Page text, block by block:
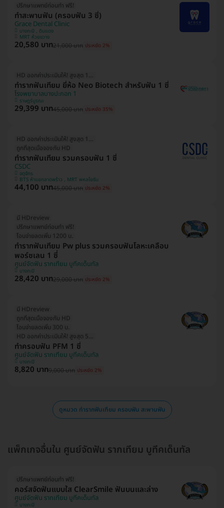
ปรึกษาแพทย์ก่อนทำ ฟรี!
ทำสะพานฟัน (ครอบฟัน 3 ซี่)
Grace Dental Clinic
บางกะปิ , ดินแดง
MRT ห้วยขวาง
20,580 บาท21,000 บาท ประหยัด 2%
HD ออกค่าประเมินให้! สูงสุด 1500 บ.
ทำรากฟันเทียม ยี่ห้อ Neo Biotech สำหรับฟัน 1 ซี่
โรงพยาบาลบางปะกอก 1
ราษฎร์บูรณะ
29,399 บาท45,000 บาท ประหยัด 35%
HD ออกค่าประเมินให้! สูงสุด 1500 บ.
ถูกที่สุดเมื่อจองกับ HD
ทำรากฟันเทียม รวมครอบฟัน 1 ซี่
CSDC
จตุจักร
BTS ห้าแยกลาดพร้าว , MRT พหลโยธิน
44,100 บาท45,000 บาท ประหยัด 2%
มี HDreview
ปรึกษาแพทย์ก่อนทำ ฟรี!
โอนจ่ายลดเพิ่ม 1200 บ.
ทำรากฟันเทียม Pw plus รวมครอบฟันโลหะเคลือบ
พอร์ซเลน 1 ซี่
ศูนย์จัดฟัน รากเทียม บูทีคเด็นทัล
บางกะปิ
28,420 บาท29,000 บาท ประหยัด 2%
มี HDreview
ถูกที่สุดเมื่อจองกับ HD
โอนจ่ายลดเพิ่ม 300 บ.
HD ออกค่าประเมินให้! สูงสุด 500 บ.
ทำครอบฟัน PFM 1 ซี่
ศูนย์จัดฟัน รากเทียม บูทีคเด็นทัล
บางกะปิ
8,820 บาท9,000 บาท ประหยัด 2%
ดูหมวด ทำรากฟันเทียม ครอบฟัน สะพานฟัน
แพ็กเกจอื่นใน ศูนย์จัดฟัน รากเทียม บูทีคเด็นทัล
ปรึกษาแพทย์ก่อนทำ ฟรี!
คอร์สจัดฟันแบบใส ClearSmile ฟันบนและล่าง
ศูนย์จัดฟัน รากเทียม บูทีคเด็นทัล
บางกะปิ